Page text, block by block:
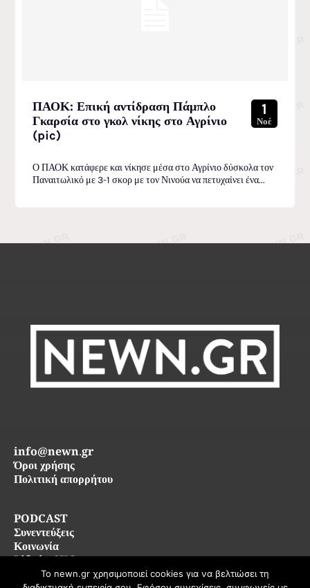
ΠΑΟΚ: Επική αντίδραση Πάμπλο
Γκαρσία στο γκολ νίκης στο Αγρίνιο
(pic)
1
Νοέ
Ο ΠΑΟΚ κατάφερε και νίκησε μέσα στο Αγρίνιο δύσκολα τον
Παναιτωλικό με 3-1 σκορ με τον Νινούα να πετυχαίνει ένα...
PODCAST
Συνεντεύξεις
Κοινωνία
Life in SKG
info@newn.gr
Όροι χρήσης
Πολιτική απορρήτου
Το newn.gr χρησιμοποιεί cookies για να βελτιώσει τη